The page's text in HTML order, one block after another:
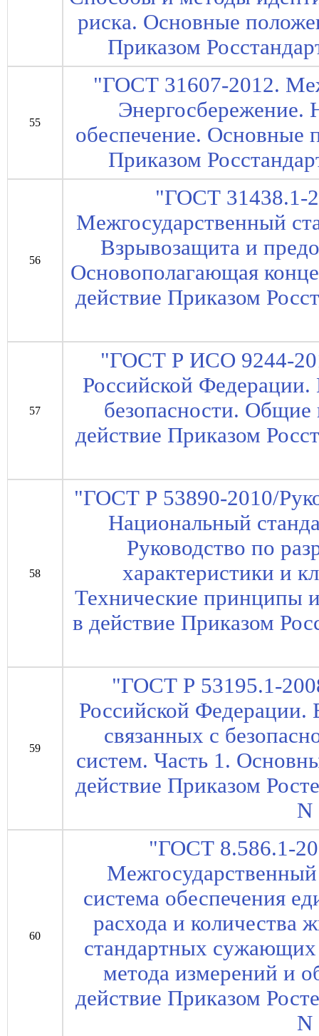
риска. Основные
Приказом
55
"ГОСТ 31607-2012.
Энергосбережение.
обеспечение. Основные
Приказом
56
"ГОСТ 31438.1-
Межгосударственный
Взрывозащита и
Основополагающая
действие Приказом
57
"ГОСТ Р ИСО 9244-
Российской
безопасности.
действие Приказом
58
"ГОСТ Р 53890-2010/
Национальный
Руководство по
характеристики и
Технические принципы
в действие Приказом
59
"ГОСТ Р 53195.1-
Российской Федерации.
связанных с
систем. Часть 1.
действие Приказом
N
60
"ГОСТ 8.586.1-
Межгосударственный
система обеспечения
расхода и количества
стандартных
метода измерений и
действие Приказом
N